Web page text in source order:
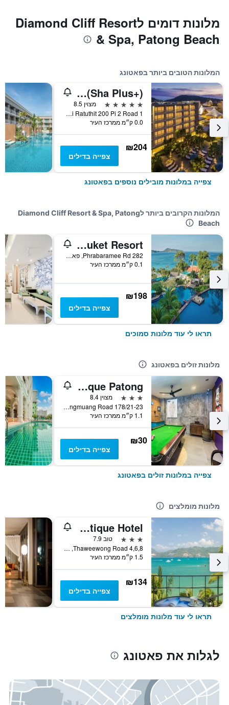
מלונות דומים לDiamond Cliff Resort
& Spa, Patong Beach
המלונות הטובים ביותר בפאטונג
Grand Mercure Phuket Patong (Sha Plus+)
5 כוכבים
מצוין 8.5
1 Soi Ratuthit 200 Pi 2 Road, פאטונג, תאילנד
0.0 ק״מ ממרכז העיר
₪204
צפייה בדילים
צפייה במלונות מובילים נוספים בפאטונג
המלונות הקרובים ביותר לDiamond Cliff Resort & Spa, Patong
Beach
Novotel Phuket Resort
282 Phrabaramee Rd, פאטונג, תאילנד
0.1 ק״מ ממרכז העיר
₪198
צפייה בדילים
תראו לי עוד מלונות סמוכים
מלונות זולים בפאטונג
Memory Boutique Patong
3 כוכבים
מצוין 8.4
178/21-23 Pangmuang Road, פאטונג, תאילנד
1.1 ק״מ ממרכז העיר
₪30
צפייה בדילים
צפייה במלונות זולים בפאטונג
מלונות מומלצים
Patong Signature Boutique Hotel
3 כוכבים
טוב 7.9
4,6,8 Thaweewong Road, פאטונג, תאילנד
1.5 ק״מ ממרכז העיר
₪134
צפייה בדילים
תראו לי עוד מלונות מומלצים
לגלות את פאטונג